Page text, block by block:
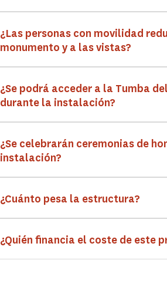
¿Las personas con movilidad
monumento y a las vistas?
¿Se podrá acceder a la Tumba
durante la instalación?
¿Se celebrarán ceremonias de
instalación?
¿Cuánto pesa la estructura?
¿Quién financia el coste de este